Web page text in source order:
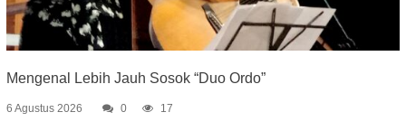
Mengenal Lebih Jauh Sosok “Duo Ordo”
6 Agustus 2026 0 17